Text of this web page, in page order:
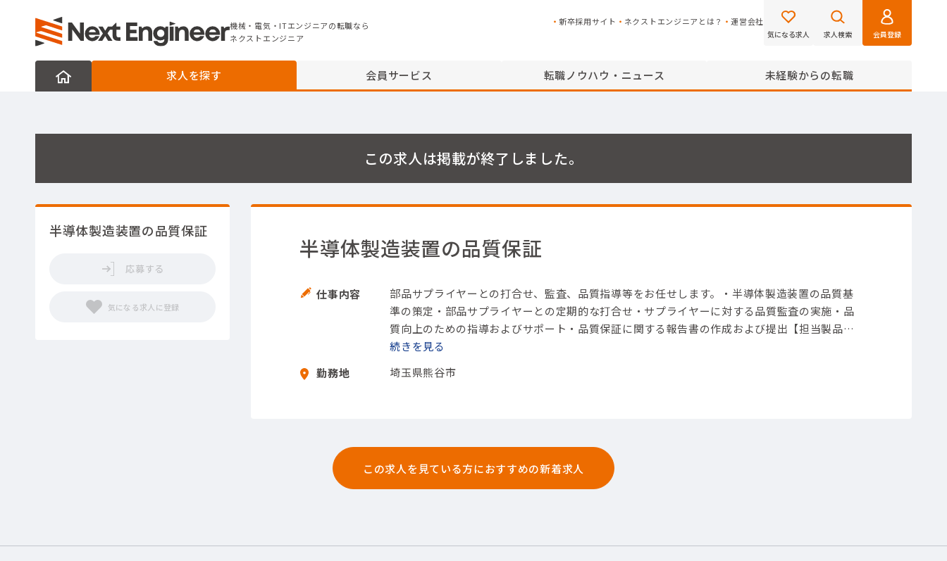
機械・電気・ITエンジニアの転職なら
機械・電気・ITエンジニアの転職なら
ネクストエンジニア
新卒採用サイト ネクストエンジニアとは？ 運営会社
気になる求人 求人検索 会員登録
求人を探す 会員サービス 転職ノウハウ・ニュース 未経験からの転職
この求人は掲載が終了しました。
半導体製造装置の品質保証
応募する
半導体製造装置の品質保証
仕事内容 部品サプライヤーとの打合せ、監査、品質指導等をお任せします。
・半導体製造装置の品質基
準の策定 ・部品サプライヤーとの定期的な打合せ ・サプライヤーに対する品質監査の実施 ・品
質向上のための指導およびサポート ・品質保証に関する報告書の作成および提出 【担当製品】
(半導体関連)半導体・液晶製造装置（前工程）
続きを
勤務地
埼玉県熊谷市
この求人を見ている方におすすめの新着求人